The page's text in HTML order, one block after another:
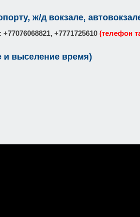
ж/д вокзале,
+77076068821, +7771725610 (телефон
и выселение время)